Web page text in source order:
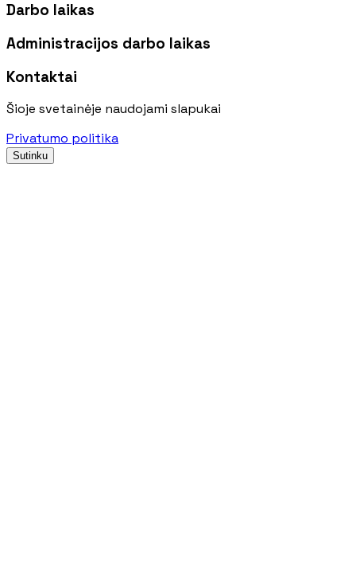
Darbo laikas
Administracijos darbo laikas
Kontaktai
Šioje svetainėje naudojami slapukai
Privatumo politika
Sutinku